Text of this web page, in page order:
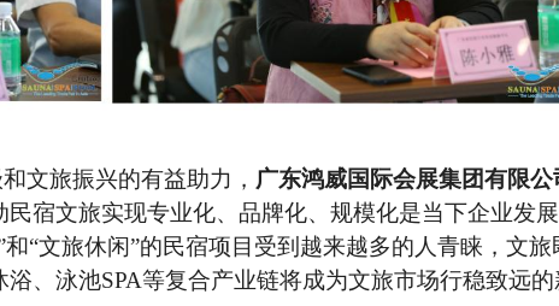
文旅振兴的有益助力， 广东鸿威国际会展集团有限公
宿文旅实现专业化、品牌化、规模化是当下企业发
和“文旅休闲”的民宿项目受到越来越多的人青睐，文旅
、泳池SPA等复合产业链将成为文旅市场行稳致远